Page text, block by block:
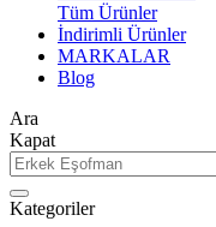
Tüm Ürünler
İndirimli Ürünler
MARKALAR
Blog
Ara
Kapat
Kategoriler